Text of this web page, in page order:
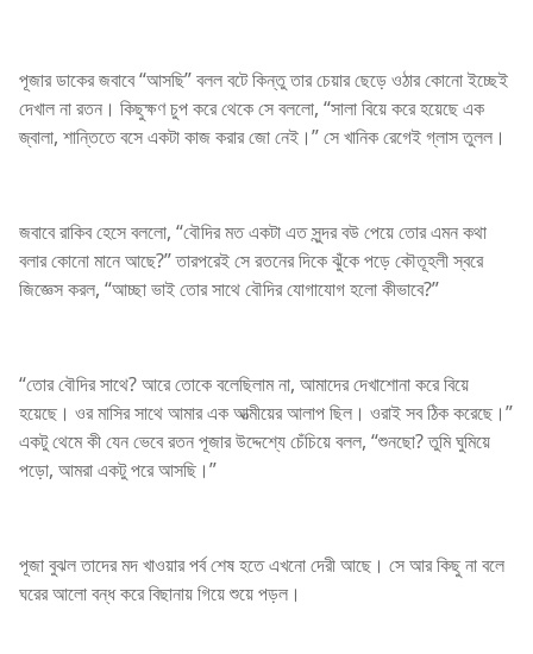
পূজার ডাকের জবাবে “আসছি” বলল বটে কিন্তু তার চেয়ার ছেড়ে ওঠার কোনো ইচ্ছেই
দেখাল না রতন। কিছুক্ষণ চুপ করে থেকে সে বললো, “সালা বিয়ে করে হয়েছে এক
জ্বালা, শান্তিতে বসে একটা কাজ করার জো নেই।” সে খানিক রেগেই গ্লাস তুলল।
জবাবে রাকিব হেসে বললো, “বৌদির মত একটা এত সুন্দর বউ পেয়ে তোর এমন কথা
বলার কোনো মানে আছে?” তারপরেই সে রতনের দিকে ঝুঁকে পড়ে কৌতূহলী স্বরে
জিজ্ঞেস করল, “আচ্ছা ভাই তোর সাথে বৌদির যোগাযোগ হলো কীভাবে?”
“তোর বৌদির সাথে? আরে তোকে বলেছিলাম না, আমাদের দেখাশোনা করে বিয়ে
হয়েছে। ওর মাসির সাথে আমার এক আত্মীয়ের আলাপ ছিল। ওরাই সব ঠিক করেছে।”
একটু থেমে কী যেন ভেবে রতন পূজার উদ্দেশ্যে চেঁচিয়ে বলল, “শুনছো? তুমি ঘুমিয়ে
পড়ো, আমরা একটু পরে আসছি।”
পূজা বুঝল তাদের মদ খাওয়ার পর্ব শেষ হতে এখনো দেরী আছে। সে আর কিছু না বলে
ঘরের আলো বন্ধ করে বিছানায় গিয়ে শুয়ে পড়ল।